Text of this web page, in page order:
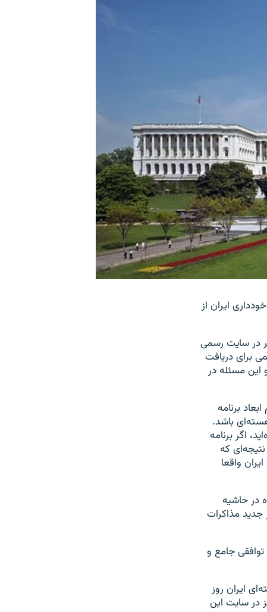
ایران از
کمیته روابط خارجی مجلس نمایندگان آمریکا روز پنج شنبه ۱۰ مهر در سایت رسمی
برای دریافت
این مسئله در
برنامه
باشد.
اگر برنامه
که
واقعا
در حاشیه
جدید مذاکرات
جامع و
ایران روز
در سایت این